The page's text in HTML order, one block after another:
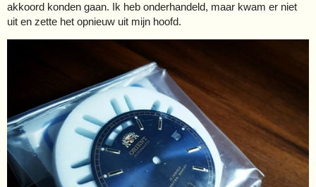
akkoord konden gaan. Ik heb onderhandeld, maar kwam er niet
uit en zette het opnieuw uit mijn hoofd.